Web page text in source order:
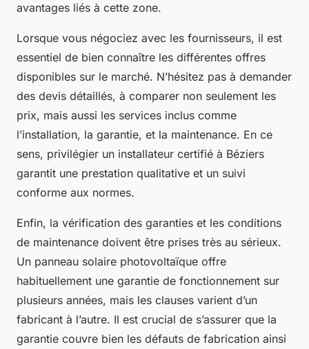
avantages liés à cette zone.
Lorsque vous négociez avec les fournisseurs, il est
essentiel de bien connaître les différentes offres
disponibles sur le marché. N’hésitez pas à demander
des devis détaillés, à comparer non seulement les
prix, mais aussi les services inclus comme
l’installation, la garantie, et la maintenance. En ce
sens, privilégier un installateur certifié à Béziers
garantit une prestation qualitative et un suivi
conforme aux normes.
Enfin, la vérification des garanties et les conditions
de maintenance doivent être prises très au sérieux.
Un panneau solaire photovoltaïque offre
habituellement une garantie de fonctionnement sur
plusieurs années, mais les clauses varient d’un
fabricant à l’autre. Il est crucial de s’assurer que la
garantie couvre bien les défauts de fabrication ainsi